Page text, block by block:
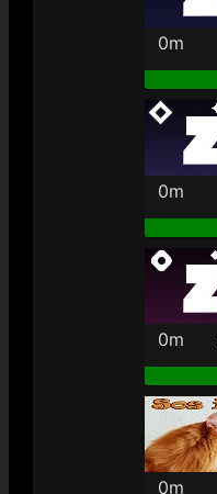
0m
0m
0m
0m